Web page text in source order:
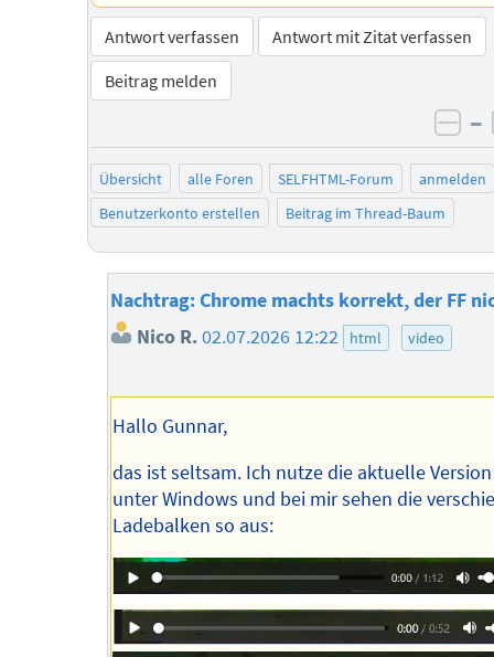
Antwort verfassen
Antwort mit Zitat verfassen
Beitrag melden
–
Übersicht alle Foren SELFHTML-Forum
anmelden
Benutzerkonto erstellen
Beitrag im Thread-Baum
Nachtrag: Chrome machts korrekt, der FF
Nico R. 02.07.2026 12:22 html video
Hallo Gunnar,
das ist seltsam. Ich nutze die aktuelle Version
unter Windows und bei mir sehen die
Ladebalken so aus: